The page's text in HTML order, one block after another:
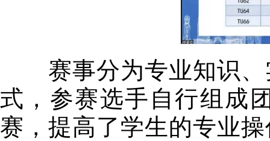
赛事分为专业知识、
式，参赛选手自行组成
赛，提高了学生的专业